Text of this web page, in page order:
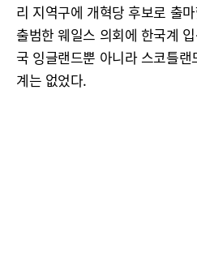
리 지역구에 개혁당 후보로 출
출범한 웨일스 의회에 한국계
국 잉글랜드뿐 아니라 스코틀랜
계는 없었다.